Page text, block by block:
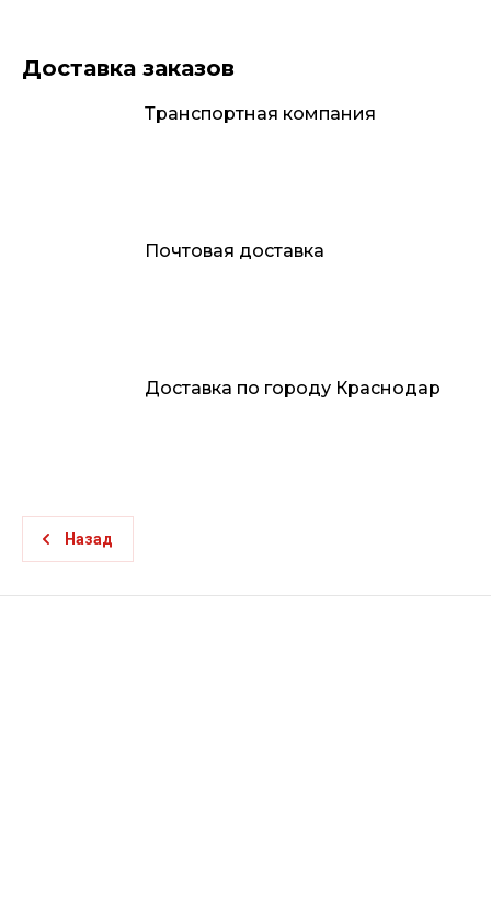
Доставка заказов
Транспортная компания
Почтовая доставка
Доставка по городу Краснодар
Назад